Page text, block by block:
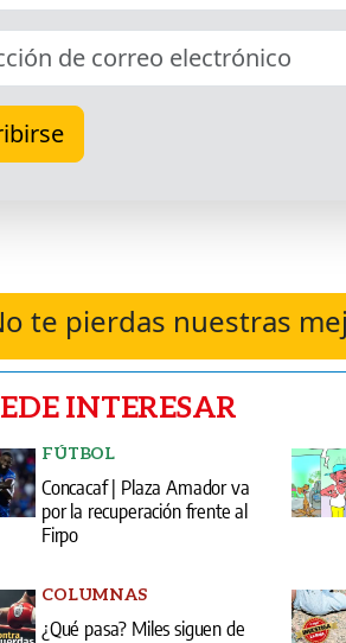
te pierdas nuestras
INTERESAR
FÚTBOL
Concacaf | Plaza Amador va
por la recuperación frente al
Firpo
COLUMNAS
¿Qué pasa? Miles siguen de